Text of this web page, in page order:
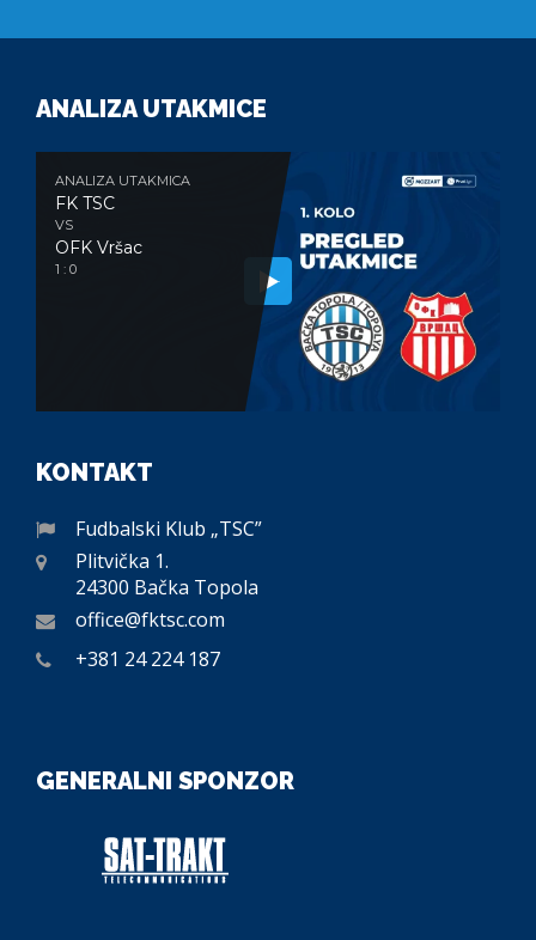
ANALIZA UTAKMICE
ANALIZA UTAKMICA
FK TSC
VS
OFK Vršac
1 : 0
KONTAKT
Fudbalski Klub „TSC”
Plitvička 1.
24300 Bačka Topola
office@fktsc.com
+381 24 224 187
GENERALNI SPONZOR